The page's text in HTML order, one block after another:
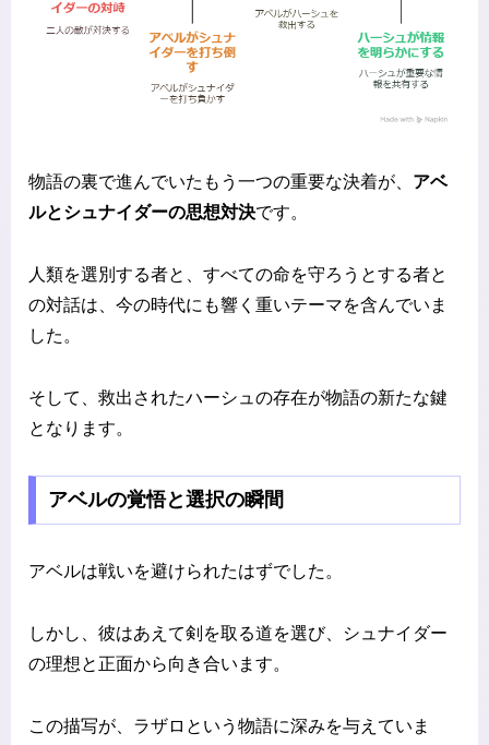
物語の裏で進んでいたもう一つの重要な決着が、 アベ
ルとシュナイダーの思想対決です。
人類を選別する者と、すべての命を守ろうとする者と
の対話は、今の時代にも響く重いテーマを含んでいま
した。
そして、救出されたハーシュの存在が物語の新たな鍵
となります。
アベルの覚悟と選択の瞬間
アベルは戦いを避けられたはずでした。
しかし、彼はあえて剣を取る道を選び、シュナイダー
の理想と正面から向き合います。
この描写が、ラザロという物語に深みを与えていま